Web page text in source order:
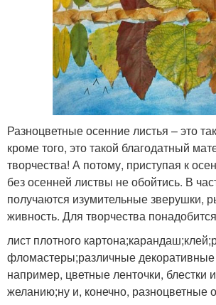
Разноцветные осенние листья – это
кроме того, это такой благодатный
творчества! А потому, приступая к
без осенней листвы не обойтись. В
получаются изумительные зверушки,
живность. Для творчества
лист плотного
фломастеры;различные
например, цветные ленточки, блестки
желанию;ну и, конечно, разноцветные